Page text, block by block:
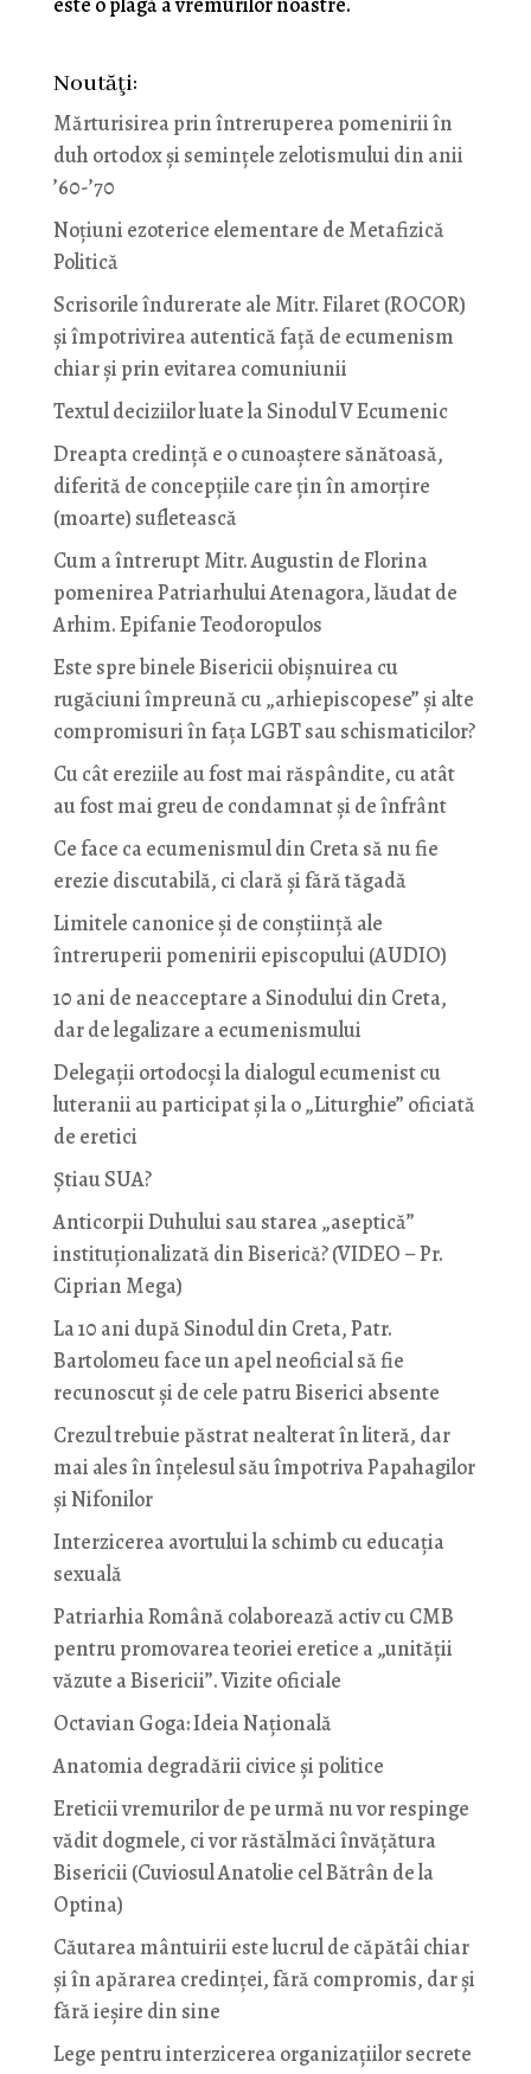
Noutăţi:
Mărturisirea prin întreruperea pomenirii în
duh ortodox și semințele zelotismului din anii
’60-’70
Noţiuni ezoterice elementare de Metafizică
Politică
Scrisorile îndurerate ale Mitr. Filaret (ROCOR)
și împotrivirea autentică față de ecumenism
chiar și prin evitarea comuniunii
Textul deciziilor luate la Sinodul V Ecumenic
Dreapta credință e o cunoaștere sănătoasă,
diferită de concepțiile care țin în amorțire
(moarte) sufletească
Cum a întrerupt Mitr. Augustin de Florina
pomenirea Patriarhului Atenagora, lăudat de
Arhim. Epifanie Teodoropulos
Este spre binele Bisericii obișnuirea cu
rugăciuni împreună cu „arhiepiscopese” și alte
compromisuri în fața LGBT sau schismaticilor?
Cu cât ereziile au fost mai răspândite, cu atât
au fost mai greu de condamnat și de înfrânt
Ce face ca ecumenismul din Creta să nu fie
erezie discutabilă, ci clară și fără tăgadă
Limitele canonice și de conștiință ale
întreruperii pomenirii episcopului (AUDIO)
10 ani de neacceptare a Sinodului din Creta,
dar de legalizare a ecumenismului
Delegații ortodocși la dialogul ecumenist cu
luteranii au participat și la o „Liturghie” oficiată
de eretici
Știau SUA?
Anticorpii Duhului sau starea „aseptică”
instituționalizată din Biserică? (VIDEO – Pr.
Ciprian Mega)
La 10 ani după Sinodul din Creta, Patr.
Bartolomeu face un apel neoficial să fie
recunoscut și de cele patru Biserici absente
Crezul trebuie păstrat nealterat în literă, dar
mai ales în înțelesul său împotriva Papahagilor
și Nifonilor
Interzicerea avortului la schimb cu educaţia
sexuală
Patriarhia Română colaborează activ cu CMB
pentru promovarea teoriei eretice a „unității
văzute a Bisericii”. Vizite oficiale
Octavian Goga: Ideia Naţională
Anatomia degradării civice și politice
Ereticii vremurilor de pe urmă nu vor respinge
vădit dogmele, ci vor răstălmăci învățătura
Bisericii (Cuviosul Anatolie cel Bătrân de la
Optina)
Căutarea mântuirii este lucrul de căpătâi chiar
și în apărarea credinței, fără compromis, dar și
fără ieșire din sine
Lege pentru interzicerea organizaţiilor secrete